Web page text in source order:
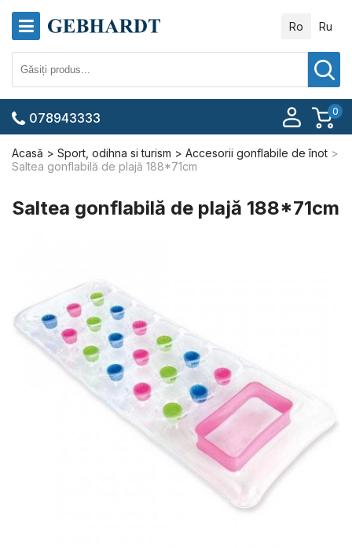
Ro Ru
0
078943333
Acasă Sport, odihna si turism
Accesorii gonflabile de înot
Saltea gonflabilă de plajă 188*71cm
Saltea gonflabilă de plajă 188*71cm